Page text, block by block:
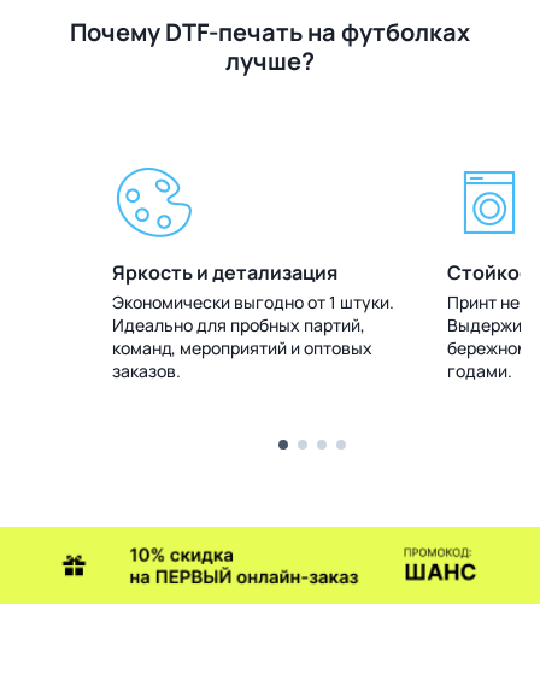
Почему DTF-печать на футболках
лучше?
Яркость и детализация
Экономически выгодно от 1 штуки.
Идеально для пробных партий,
команд, мероприятий и оптовых
заказов.
Принт не
бережном
годами.